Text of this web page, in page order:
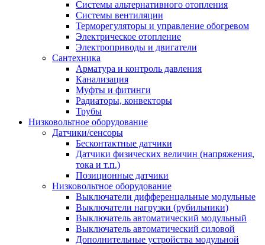
Системы альтернативного отопления
Системы вентиляции
Терморегуляторы и управление обогревом
Электрическое отопление
Электроприводы и двигатели
Сантехника
Арматура и контроль давления
Канализация
Муфты и фитинги
Радиаторы, конвекторы
Трубы
Низковольтное оборудование
Датчики/сенсоры
Бесконтактные датчики
Датчики физических величин (напряжения,
тока и т.п.)
Позиционные датчики
Низковольтное оборудование
Выключатели дифференцальные модульные
Выключатели нагрузки (рубильники)
Выключатель автоматический модульный
Выключатель автоматический силовой
Дополнительные устройства модульной